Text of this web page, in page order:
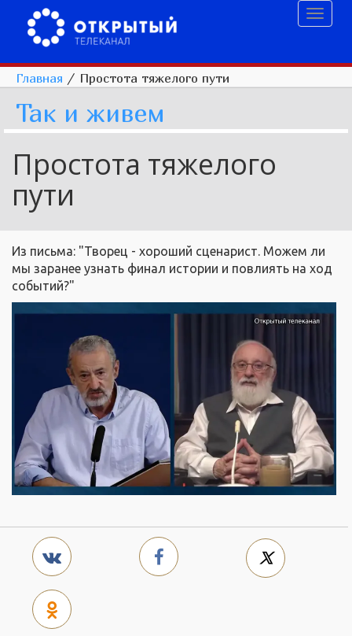
Главная / Простота тяжелого пути
Так и живем
Простота тяжелого
пути
Из письма: "Творец - хороший сценарист. Можем ли
мы заранее узнать финал истории и повлиять на ход
событий?"